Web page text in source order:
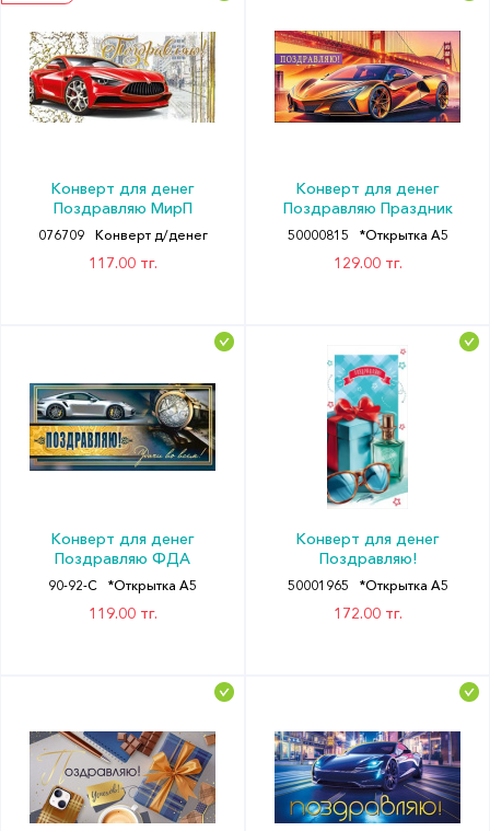
Конверт для денег
Поздравляю МирП
076709 Конверт д/денег
117.00 тг.
Конверт для денег
Поздравляю Праздник
50000815 *Открытка А5
129.00 тг.
Конверт для денег
Поздравляю ФДА
90-92-C *Открытка А5
119.00 тг.
Конверт для денег
Поздравляю!
50001965 *Открытка А5
172.00 тг.